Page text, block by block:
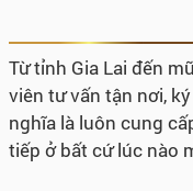
Từ tỉnh Gia Lai đến
viên tư vấn tận nơi,
nghĩa là luôn cung
tiếp ở bất cứ lúc nào